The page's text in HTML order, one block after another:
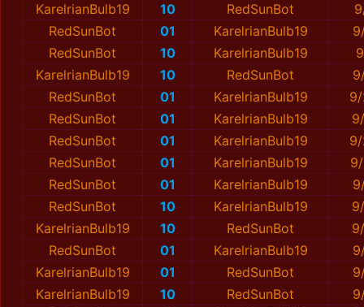
KarelrianBulb19
10 RedSunBot
RedSunBot
01 KarelrianBulb19
RedSunBot
10 KarelrianBulb19
KarelrianBulb19
10 RedSunBot
RedSunBot
01 KarelrianBulb19
RedSunBot
01 KarelrianBulb19
RedSunBot
01 KarelrianBulb19
RedSunBot
01 KarelrianBulb19
RedSunBot
01 KarelrianBulb19
RedSunBot
10 KarelrianBulb19
KarelrianBulb19
10 RedSunBot
RedSunBot
01 KarelrianBulb19
KarelrianBulb19
01 RedSunBot
KarelrianBulb19
10 RedSunBot